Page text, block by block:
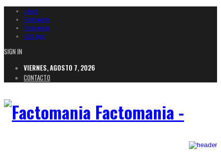
Likes
Followers
Followers
iOS App
SIGN IN
VIERNES, AGOSTO 7, 2026
CONTACTO
Factomania -